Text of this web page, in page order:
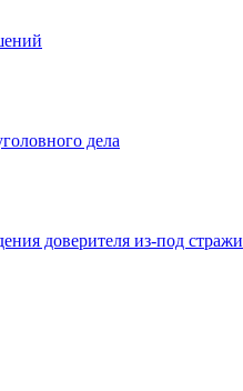
дела
доверителя из-под стражи